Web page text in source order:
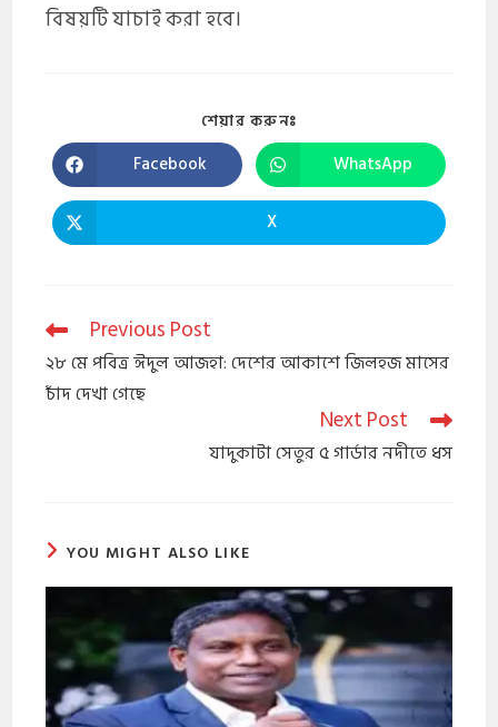
বিষয়টি যাচাই করা হবে।
শেয়ার করুনঃ
Facebook WhatsApp
X
Previous Post
২৮ মে পবিত্র ঈদুল আজহা: দেশের আকাশে জিলহজ মাসের
চাঁদ দেখা গেছে
Next Post
যাদুকাটা সেতুর ৫ গার্ডার নদীতে ধস
YOU MIGHT ALSO LIKE